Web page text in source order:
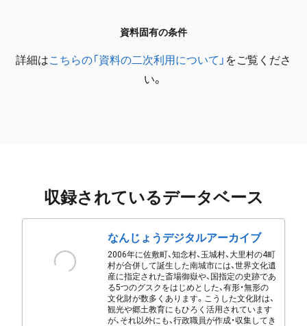
資料固有の条件
詳細はこちらの「資料の二次利用について」 をご覧くださ
い。
収録されているデータベース
なんじょうデジタルアーカイブ
2006年に佐敷町、知念村、玉城村、大里村の4町
村が合併して誕生した南城市には、世界文化遺
産に指定された斎場御嶽や、国指定の史跡であ
る5つのグスクをはじめとした、有形・無形の
文化財が数多くあります。こうした文化財は、
観光や郷土教育にもひろく活用されています
が、それ以外にも、行政職員が作成・収集してき